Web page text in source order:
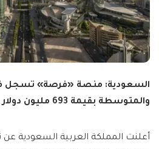
السعودية: منصة «فرصة» تسجل
والمتوسطة بقيمة 693 مليون دولار
أعلنت المملكة العربية السعودية